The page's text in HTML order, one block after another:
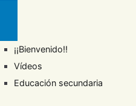
¡¡Bienvenido!!
Vídeos
Educación secundaria